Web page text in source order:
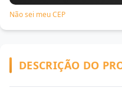
Não sei meu CEP
DESCRIÇÃO DO